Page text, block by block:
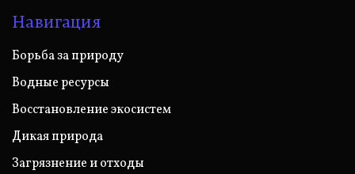
Навигация
Борьба за природу
Водные ресурсы
Восстановление экосистем
Дикая природа
Загрязнение и отходы